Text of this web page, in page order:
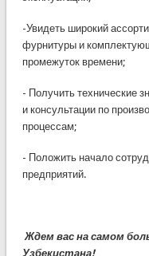
-Увидеть широкий
фурнитуры и
промежуток времени;
- Получить технические
и консультации по
процессам;
- Положить начало
предприятий.
Ждем вас на самом
Узбекистана!